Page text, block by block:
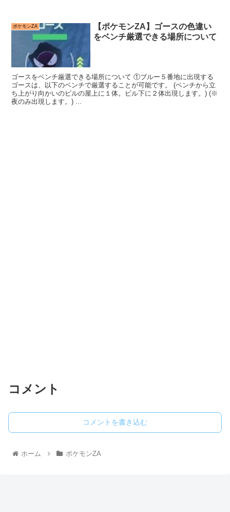
ポケモンZA
【ポケモンZA】ゴースの色違い
をベンチ厳選できる場所について
ゴースをベンチ厳選できる場所について ①ブルー５番地に出現する
ゴースは、以下のベンチで厳選することが可能です。 (ベンチから立
ち上がり向かいのビルの屋上に１体。ビル下に２体出現します。) (※
夜のみ出現します。) ...
コメント
コメントを書き込む
ホーム ポケモンZA